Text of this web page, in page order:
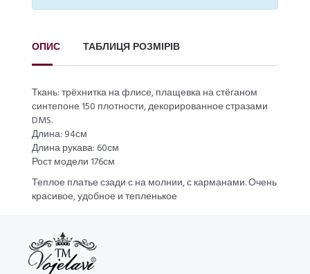
ОПИС ТАБЛИЦЯ РОЗМІРІВ
Ткань: трёхнитка на флисе, плащевка на стёганом
синтепоне 150 плотности, декорированное стразами
DMS.
Длина: 94см
Длина рукава: 60см
Рост модели 176см
Теплое платье сзади с на молнии, с карманами. Очень
красивое, удобное и тепленькое